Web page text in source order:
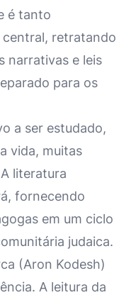
é tanto
central, retratando
narrativas e leis
para os
a ser estudado,
vida, muitas
literatura
fornecendo
em um ciclo
judaica.
(Aron Kodesh)
A leitura da